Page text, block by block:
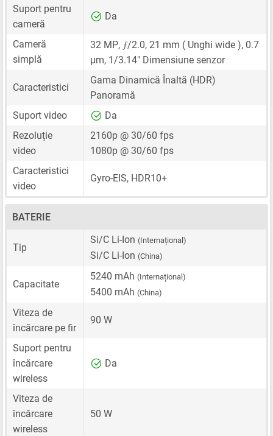
Suport pentru
cameră
Da
Cameră
simplă
32 MP, ƒ/2.0, 21 mm ( Unghi wide ), 0.7
μm, 1/3.14" Dimensiune senzor
Caracteristici
Gama Dinamică Înaltă (HDR)
Panoramă
Suport video
Da
Rezoluție
video
2160p @ 30/60 fps
1080p @ 30/60 fps
Caracteristici
video
Gyro-EIS, HDR10+
BATERIE
Tip
Si/C Li-Ion (Internațional)
Si/C Li-Ion (China)
Capacitate
5240 mAh (Internațional)
5400 mAh (China)
Viteza de
încărcare pe fir
90 W
Suport pentru
încărcare
wireless
Da
Viteza de
încărcare
wireless
50 W